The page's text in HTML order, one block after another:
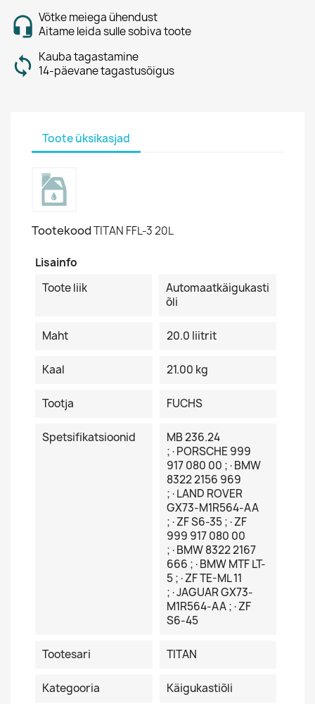
Võtke meiega ühendust
Aitame leida sulle sobiva toote
Kauba tagastamine
14-päevane tagastusõigus
Toote üksikasjad
TootekoodTITAN FFL-3 20L
Lisainfo
Toote liik
Automaatkäigukasti
õli
Maht 20.0 Iiitrit
Kaal 21.00 kg
Tootja FUCHS
Spetsifikatsioonid
MB 236.24
;·PORSCHE 999
917 080 00 ;·BMW
8322 2156 969
;·LAND ROVER
GX73-M1R564-AA
;·ZF S6-35 ;·ZF
999 917 080 00
;·BMW 8322 2167
666 ;·BMW MTF LT-
5 ;·ZF TE-ML 11
;·JAGUAR GX73-
M1R564-AA ;·ZF
S6-45
Tootesari TITAN
Kategooria Käigukastiõli